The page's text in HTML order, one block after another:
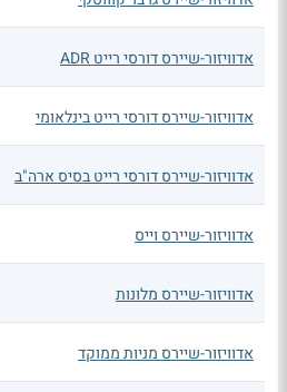
אדוויזור-שיירס דורסי רייט ADR
אדוויזור-שיירס דורסי רייט בינלאומי
אדוויזור-שיירס דורסי רייט בסיס ארה"ב
אדוויזור-שיירס וייס
אדוויזור-שיירס מלונות
אדוויזור-שיירס מניות ממוקד